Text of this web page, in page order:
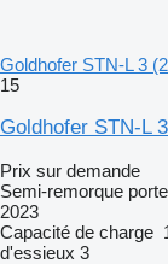
Goldhofer STN-L 3
15
Goldhofer STN-L
Prix sur demande
Semi-remorque
2023
Capacité de charge
d'essieux 3